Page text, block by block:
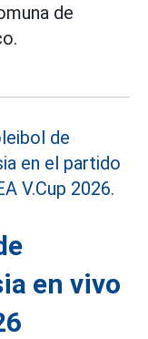
de
en vivo